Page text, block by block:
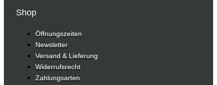
Shop
Öffnungszeiten
Newsletter
Versand & Lieferung
Widerrufsrecht
Zahlungsarten